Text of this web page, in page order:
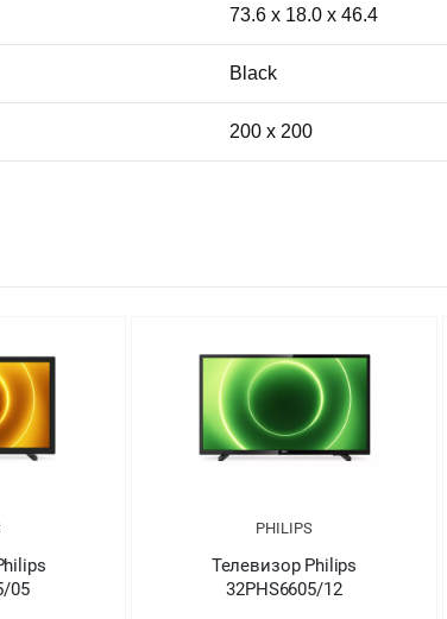
73.6 x 18.0 x 46.4
Black
200 x 200
Телевизор Philips